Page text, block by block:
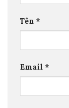
Tên *
Email *